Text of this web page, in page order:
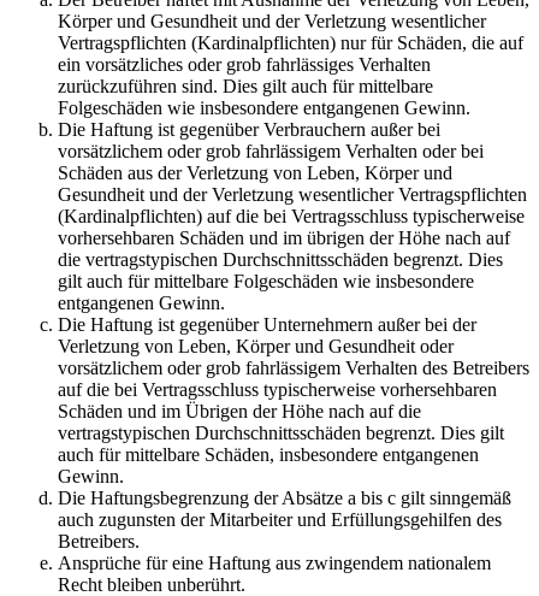
Körper und Gesundheit und der Verletzung wesentlicher
Vertragspflichten (Kardinalpflichten) nur für Schäden, die auf
ein vorsätzliches oder grob fahrlässiges Verhalten
zurückzuführen sind. Dies gilt auch für mittelbare
Folgeschäden wie insbesondere entgangenen Gewinn.
Die Haftung ist gegenüber Verbrauchern außer bei
vorsätzlichem oder grob fahrlässigem Verhalten oder bei
Schäden aus der Verletzung von Leben, Körper und
Gesundheit und der Verletzung wesentlicher Vertragspflichten
(Kardinalpflichten) auf die bei Vertragsschluss typischerweise
vorhersehbaren Schäden und im übrigen der Höhe nach auf
die vertragstypischen Durchschnittsschäden begrenzt. Dies
gilt auch für mittelbare Folgeschäden wie insbesondere
entgangenen Gewinn.
Die Haftung ist gegenüber Unternehmern außer bei der
Verletzung von Leben, Körper und Gesundheit oder
vorsätzlichem oder grob fahrlässigem Verhalten des Betreibers
auf die bei Vertragsschluss typischerweise vorhersehbaren
Schäden und im Übrigen der Höhe nach auf die
vertragstypischen Durchschnittsschäden begrenzt. Dies gilt
auch für mittelbare Schäden, insbesondere entgangenen
Gewinn.
Die Haftungsbegrenzung der Absätze a bis c gilt sinngemäß
auch zugunsten der Mitarbeiter und Erfüllungsgehilfen des
Betreibers.
Ansprüche für eine Haftung aus zwingendem nationalem
Recht bleiben unberührt.